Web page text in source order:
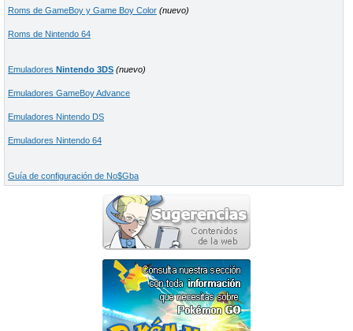
Roms de GameBoy y Game Boy Color (nuevo)
Roms de Nintendo 64
Emuladores Nintendo 3DS (nuevo)
Emuladores GameBoy Advance
Emuladores Nintendo DS
Emuladores Nintendo 64
Guía de configuración de No$Gba